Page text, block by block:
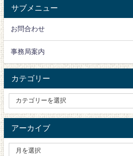
サブメニュー
お問合わせ
事務局案内
カテゴリー
アーカイブ